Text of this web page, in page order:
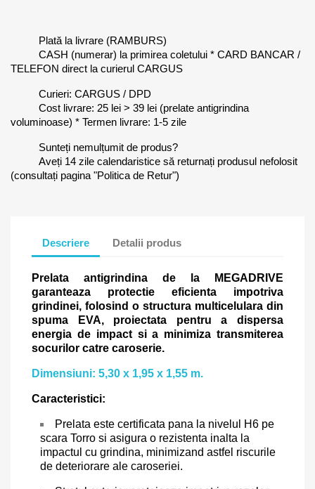
Plată la livrare (RAMBURS)
CASH (numerar) la primirea coletului * CARD BANCAR /
TELEFON direct la curierul CARGUS
Curieri: CARGUS / DPD
Cost livrare: 25 lei > 39 lei (prelate antigrindina
voluminoase) * Termen livrare: 1-5 zile
Sunteți nemulțumit de produs?
Aveți 14 zile calendaristice să returnați produsul nefolosit
(consultați pagina "Politica de Retur")
Descriere Detalii produs
Prelata antigrindina de la MEGADRIVE
garanteaza protectie eficienta impotriva
grindinei, folosind o structura multicelulara din
spuma EVA, proiectata pentru a dispersa
energia de impact si a minimiza transmiterea
socurilor catre caroserie.
Dimensiuni: 5,30 x 1,95 x 1,55 m.
Caracteristici:
Prelata este certificata pana la nivelul H6 pe
scara Torro si asigura o rezistenta inalta la
impactul cu grindina, minimizand astfel riscurile
de deteriorare ale caroseriei.